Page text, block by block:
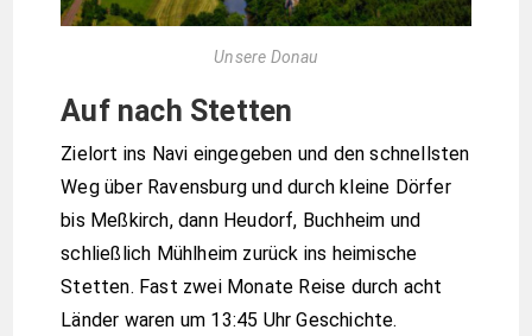
Unsere Donau
Auf nach Stetten
Zielort ins Navi eingegeben und den schnellsten
Weg über Ravensburg und durch kleine Dörfer
bis Meßkirch, dann Heudorf, Buchheim und
schließlich Mühlheim zurück ins heimische
Stetten. Fast zwei Monate Reise durch acht
Länder waren um 13:45 Uhr Geschichte.